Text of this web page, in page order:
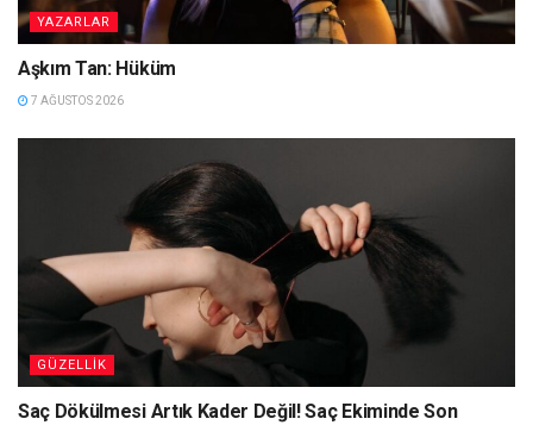
YAZARLAR
Aşkım Tan: Hüküm
7 AĞUSTOS 2026
GÜZELLIK
Saç Dökülmesi Artık Kader Değil! Saç Ekiminde Son